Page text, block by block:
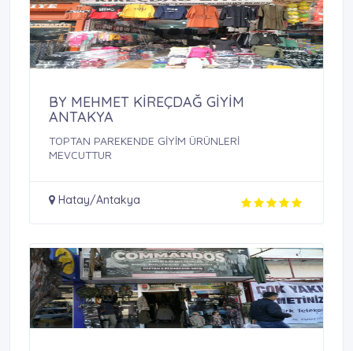
BY MEHMET KİREÇDAĞ GİYİM
ANTAKYA
TOPTAN PAREKENDE GİYİM ÜRÜNLERİ
MEVCUTTUR
Hatay/Antakya